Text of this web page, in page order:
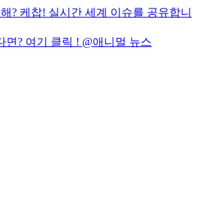
? 케찹! 실시간 세계 이슈를 공유합니
면? 여기 클릭 ! @애니멀 뉴스